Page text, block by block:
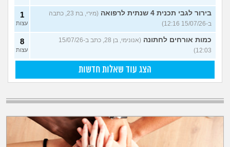
בירור לגבי תכנית 4 שנתית לרפואה
(מירי, בת 23, כתבה
ב-15/07/26 12:16)
1
עצות
כמות אורחים לחתונה
(אנונימי, בן 28, כתב ב-15/07/26
12:03)
8
עצות
הצג עוד שאלות חדשות